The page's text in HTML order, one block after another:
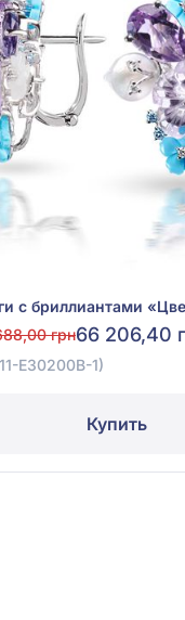
грн66 206,40
Е30200В-1)
Купить